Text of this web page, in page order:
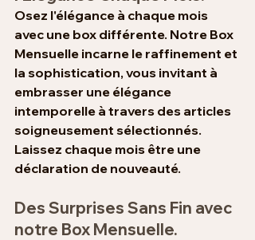
Osez l'élégance à chaque mois
avec une box différente. Notre Box
Mensuelle incarne le raffinement et
la sophistication, vous invitant à
embrasser une élégance
intemporelle à travers des articles
soigneusement sélectionnés.
Laissez chaque mois être une
déclaration de nouveauté.
Des Surprises Sans Fin avec
notre Box Mensuelle.